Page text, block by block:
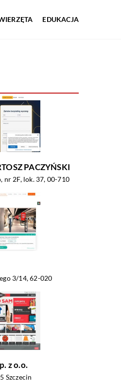
EDUKACJA
PACZYŃSKI
nr 2F, lok. 37, 00-710
3/14, 62-020
z o.o.
Szczecin